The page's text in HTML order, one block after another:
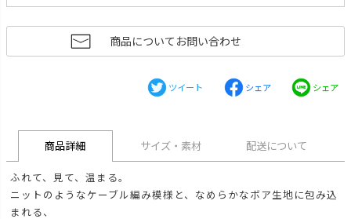
商品についてお問い合わせ
ツイート シェア シェア
商品詳細 サイズ・素材 配送について
ふれて、見て、温まる。
ニットのようなケーブル編み模様と、なめらかなボア生地に包み込
まれる、